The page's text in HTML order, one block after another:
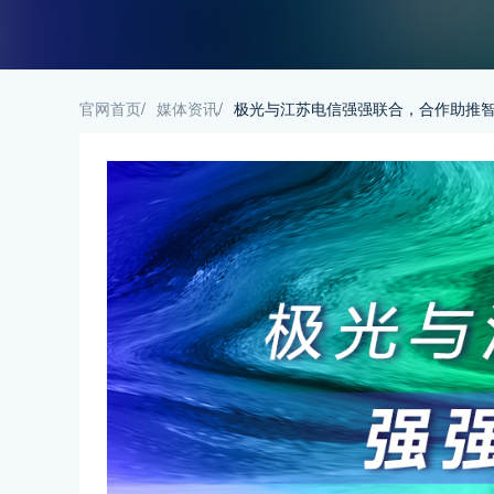
官网首页/ 媒体资讯/ 极光与江苏电信强强联合，合作助推